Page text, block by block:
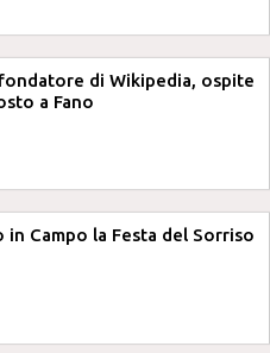
di Wikipedia, ospite
a Fano
in Campo la Festa del Sorriso